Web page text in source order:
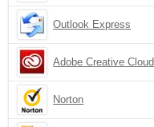
Outlook Express
Adobe Creative Cloud
Norton